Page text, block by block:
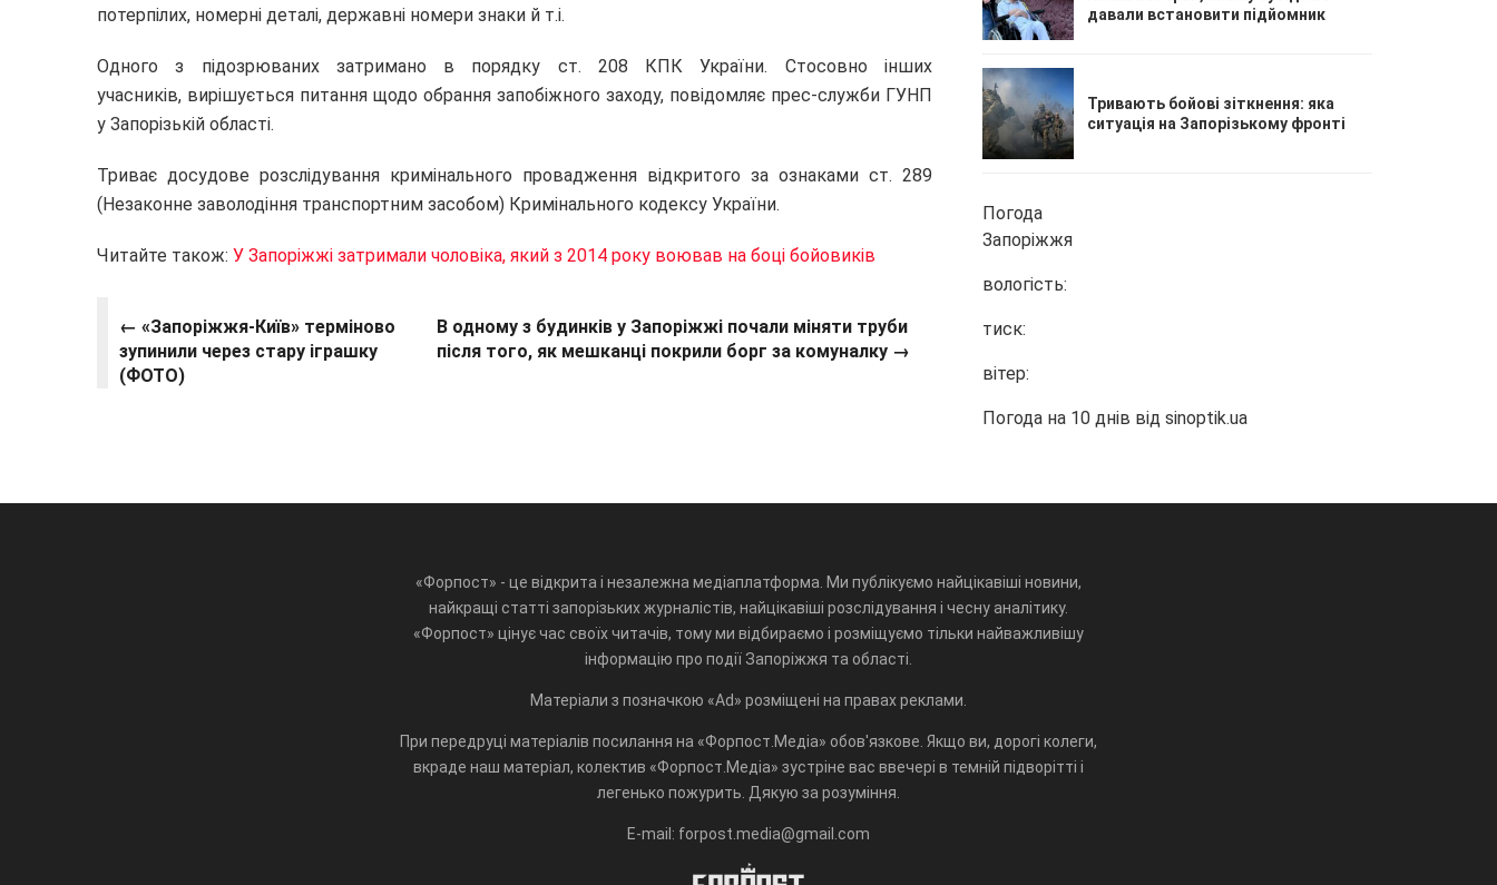
потерпілих, номерні деталі, державні номери знаки й т.і.
Одного з підозрюваних затримано в порядку ст. 208 КПК України. Стосовно інших
учасників, вирішується питання щодо обрання запобіжного заходу, повідомляє прес-служби ГУНП
у Запорізькій області.
Триває досудове розслідування кримінального провадження відкритого за ознаками ст. 289
(Незаконне заволодіння транспортним засобом) Кримінального кодексу України.
Читайте також: У Запоріжжі затримали чоловіка, який з 2014 року воював на боці бойовиків
← «Запоріжжя-Київ» терміново
зупинили через стару іграшку
(ФОТО)
В одному з будинків у Запоріжжі почали міняти труби
після того, як мешканці покрили борг за комуналку →
давали встановити підйомник
Тривають бойові зіткнення: яка
ситуація на Запорізькому фронті
Погода
Запоріжжя
вологість:
тиск:
вітер:
Погода на 10 днів від sinoptik.ua
«Форпост» - це відкрита і незалежна медіаплатформа. Ми публікуємо найцікавіші новини,
найкращі статті запорізьких журналістів, найцікавіші розслідування і чесну аналітику.
«Форпост» цінує час своїх читачів, тому ми відбираємо і розміщуємо тільки найважливішу
інформацію про події Запоріжжя та області.
Матеріали з позначкою «Ad» розміщені на правах реклами.
При передруці матеріалів посилання на «Форпост.Медіа» обов'язкове. Якщо ви, дорогі колеги,
вкраде наш матеріал, колектив «Форпост.Медіа» зустріне вас ввечері в темній підворітті і
легенько пожурить. Дякую за розуміння.
E-mail: forpost.media@gmail.com